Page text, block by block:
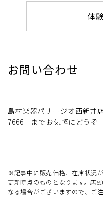
体
お問い合わせ
島村楽器パサージオ西新
7666 までお気軽にどうぞ
※記事中に販売価格、在庫状況
更新時点のものとなります。店
なる場合がございますので、ご注